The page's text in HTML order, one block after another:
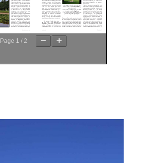
Page 1 / 2